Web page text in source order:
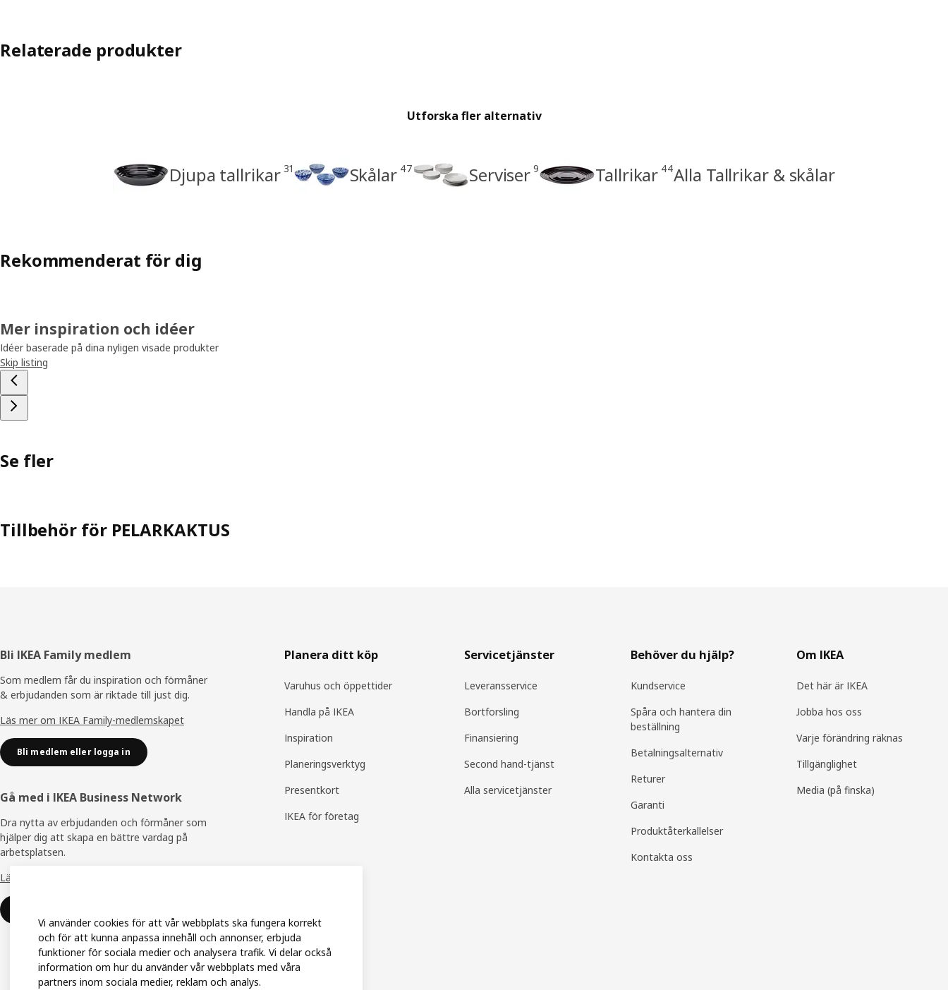
Relaterade produkter
Utforska fler alternativ
Djupa tallrikar 31 Skålar 47 Serviser 9 Tallrikar 44Alla Tallrikar & skålar
Rekommenderat för dig
Mer inspiration och idéer
Idéer baserade på dina nyligen visade produkter
Skip listing
Se fler
Tillbehör för PELARKAKTUS
Sidfot
Bli IKEA Family medlem
Som medlem får du inspiration och förmåner
& erbjudanden som är riktade till just dig.
Läs mer om IKEA Family-medlemskapet
Bli medlem eller logga in
Gå med i IKEA Business Network
Dra nytta av erbjudanden och förmåner som
hjälper dig att skapa en bättre vardag på
arbetsplatsen.
Läs mer om IKEA Business Network
Planera ditt köp
Varuhus och öppettider
Handla på IKEA
Inspiration
Planeringsverktyg
Presentkort
IKEA för företag
Servicetjänster
Leveransservice
Bortforsling
Finansiering
Second hand-tjänst
Alla servicetjänster
Behöver du hjälp?
Kundservice
Spåra och hantera din
beställning
Betalningsalternativ
Returer
Garanti
Produktåterkallelser
Kontakta oss
Om IKEA
Det här är IKEA
Jobba hos oss
Varje förändring räknas
Tillgänglighet
Media (på finska)
Vi använder cookies för att vår webbplats ska fungera korrekt
och för att kunna anpassa innehåll och annonser, erbjuda
funktioner för sociala medier och analysera trafik. Vi delar också
information om hur du använder vår webbplats med våra
partners inom sociala medier, reklam och analys.